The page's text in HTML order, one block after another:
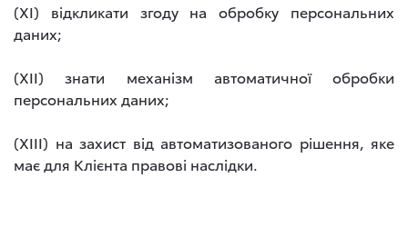
(XI) відкликати згоду на обробку персональних
даних;
(XII) знати механізм автоматичної обробки
персональних даних;
(XIII) на захист від автоматизованого рішення, яке
має для Клієнта правові наслідки.